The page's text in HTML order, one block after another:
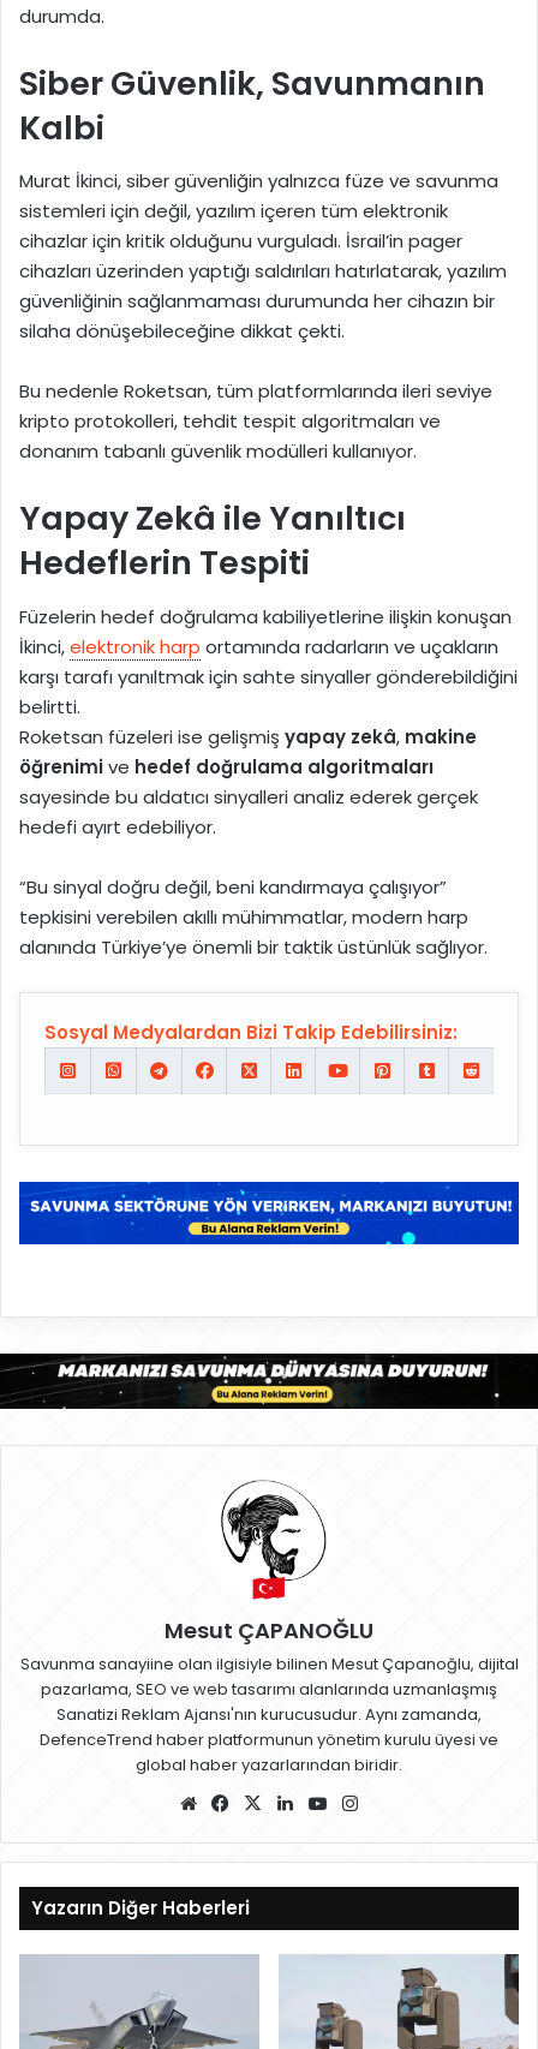
durumda.
Siber Güvenlik, Savunmanın
Kalbi
Murat İkinci, siber güvenliğin yalnızca füze ve savunma
sistemleri için değil, yazılım içeren tüm elektronik
cihazlar için kritik olduğunu vurguladı. İsrail’in pager
cihazları üzerinden yaptığı saldırıları hatırlatarak, yazılım
güvenliğinin sağlanmaması durumunda her cihazın bir
silaha dönüşebileceğine dikkat çekti.
Bu nedenle Roketsan, tüm platformlarında ileri seviye
kripto protokolleri, tehdit tespit algoritmaları ve
donanım tabanlı güvenlik modülleri kullanıyor.
Yapay Zekâ ile Yanıltıcı
Hedeflerin Tespiti
Füzelerin hedef doğrulama kabiliyetlerine ilişkin konuşan
İkinci,elektronik harp ortamında radarların ve uçakların
karşı tarafı yanıltmak için sahte sinyaller gönderebildiğini
belirtti.
Roketsan füzeleri ise gelişmiş yapay zekâ, makine
öğrenimive hedef doğrulama algoritmaları
sayesinde bu aldatıcı sinyalleri analiz ederek gerçek
hedefi ayırt edebiliyor.
“Bu sinyal doğru değil, beni kandırmaya çalışıyor”
tepkisini verebilen akıllı mühimmatlar, modern harp
alanında Türkiye’ye önemli bir taktik üstünlük sağlıyor.
Sosyal Medyalardan Bizi Takip Edebilirsiniz:
Mesut ÇAPANOĞLU
Savunma sanayiine olan ilgisiyle bilinen Mesut Çapanoğlu, dijital
pazarlama, SEO ve web tasarımı alanlarında uzmanlaşmış
Sanatizi Reklam Ajansı'nın kurucusudur. Aynı zamanda,
DefenceTrend haber platformunun yönetim kurulu üyesi ve
global haber yazarlarından biridir.
W
sit
esi
Fa
bo
ok
X
Lin
dIn
Yo
ub
e
gr
a
Yazarın Diğer Haberleri